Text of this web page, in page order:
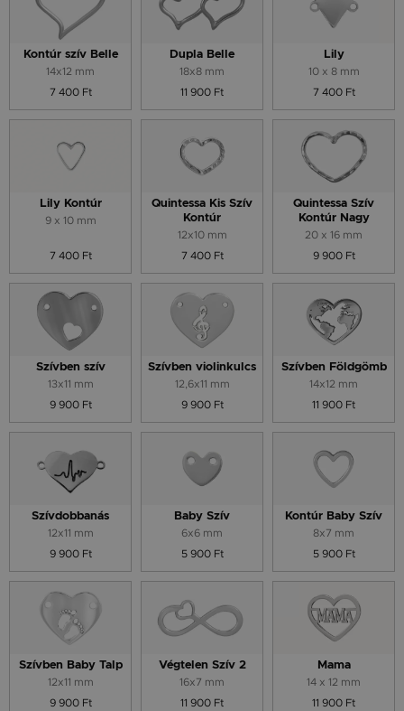
Kontúr szív Belle
14x12 mm
7 400 Ft
Dupla Belle
18x8 mm
11 900 Ft
Lily
10 x 8 mm
7 400 Ft
Lily Kontúr
9 x 10 mm
7 400 Ft
Quintessa Kis Szív
Kontúr
12x10 mm
7 400 Ft
Quintessa Szív
Kontúr Nagy
20 x 16 mm
9 900 Ft
Szívben szív
13x11 mm
9 900 Ft
Szívben violinkulcs
12,6x11 mm
9 900 Ft
Szívben Földgömb
14x12 mm
11 900 Ft
Szívdobbanás
12x11 mm
9 900 Ft
Baby Szív
6x6 mm
5 900 Ft
Kontúr Baby Szív
8x7 mm
5 900 Ft
Szívben Baby Talp
12x11 mm
9 900 Ft
Végtelen Szív 2
16x7 mm
11 900 Ft
Mama
14 x 12 mm
11 900 Ft